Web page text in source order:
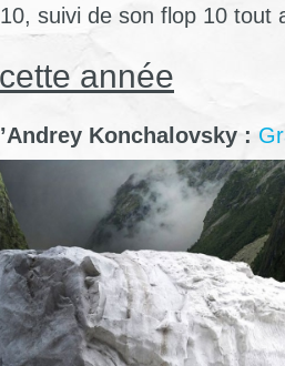
suivi de son flop 10 tout
année
Konchalovsky :